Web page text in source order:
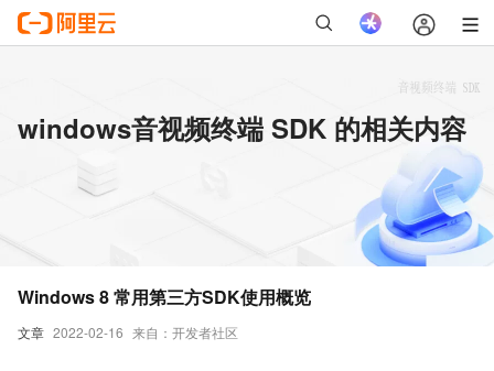
windows音视频终端 SDK 的相关内容
文章 2022-02-16 来自：开发者社区
Windows 8 常用第三方SDK使用概览